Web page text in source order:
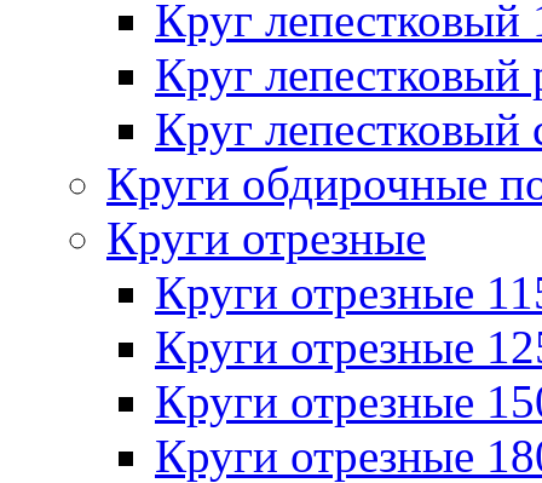
Круг
Круг лепестковый
Круг лепестковый
Круги обдирочные
Круги отрезные
Круги отрезные
Круги отрезные
Круги отрезные
Круги отрезные